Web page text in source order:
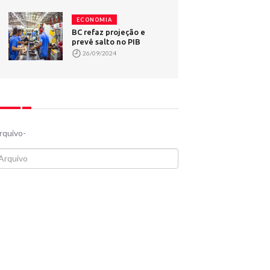
ECONOMIA
BC refaz projeção e
prevê salto no PIB
26/09/2024